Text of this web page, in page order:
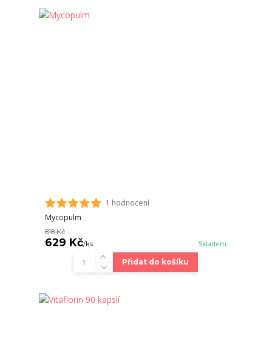
1 hodnocení
Mycopulm
818 Kč
629 Kč/ks Skladem
Přidat do košíku